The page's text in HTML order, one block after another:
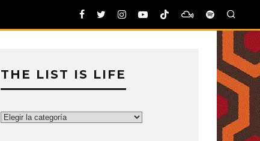
THE LIST IS LIFE
The